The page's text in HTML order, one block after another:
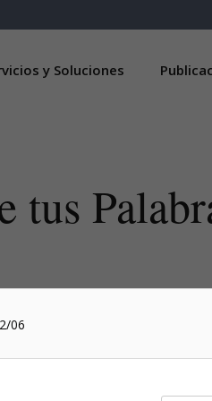
y Soluciones
tus
06